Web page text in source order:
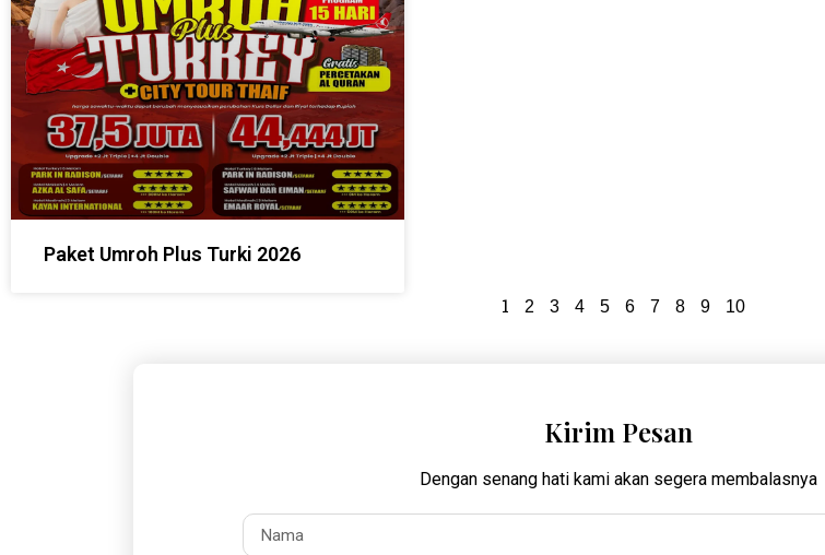
Paket Umroh Plus Turki 2026
1 2 3 4 5 6 7 8 9 10
Kirim Pesan
Dengan senang hati kami akan segera membalasnya